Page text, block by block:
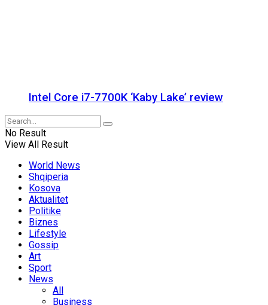
Intel Core i7-7700K ‘Kaby Lake’ review
No Result
View All Result
World News
Shqiperia
Kosova
Aktualitet
Politike
Biznes
Lifestyle
Gossip
Art
Sport
News
All
Business